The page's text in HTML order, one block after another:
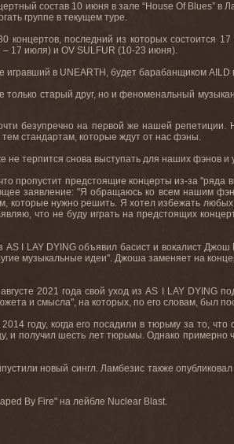
состав 10 июня в зале “House Of Blues” в
группе в текущем туре.
концертов, последний из которых состоится
– 17 июля) и OV SULFUR (10-23 июня).
игравший в UNEARTH , будет барабанщиком AILD
старый друг, но и феноменальный
безупречно на первой же нашей репетиции.
стандартам, которые ждут от нас фэны.
не терпится снова выступать для наших фэнов и
пропустит предстоящие концерты из-за "ряда
заявление: "Я обращаюсь ко всем нашим
которые нужно решить. Я хотел избежать
что не буду играть на предстоящих
I LAY DYING объявил басист и вокалист
музыкальные идеи". Джоша заменяет на
2021 года свой уход из AS I LAY DYING
и смысла", на которых, по его словам, был
году, когда его посадили в тюрьму за то,
и получил шесть лет тюрьмы. Однако примерно
новый сингл. Ламбезис также
By Fire" на лейбле Nuclear Blast.